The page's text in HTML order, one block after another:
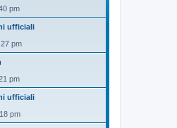
pm
ufficiali
pm
pm
ufficiali
e
d
pm